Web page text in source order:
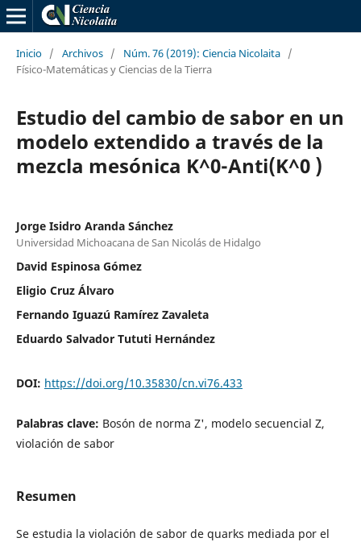
Inicio / Archivos / Núm. 76 (2019): Ciencia Nicolaita /
Físico-Matemáticas y Ciencias de la Tierra
Estudio del cambio de sabor en un
modelo extendido a través de la
mezcla mesónica K^0-Anti(K^0 )
Jorge Isidro Aranda Sánchez
Universidad Michoacana de San Nicolás de Hidalgo
David Espinosa Gómez
Eligio Cruz Álvaro
Fernando Iguazú Ramí­rez Zavaleta
Eduardo Salvador Tututi Hernández
DOI: https://doi.org/10.35830/cn.vi76.433
Palabras clave: Bosón de norma Z', modelo secuencial Z,
violación de sabor
Resumen
Se estudia la violación de sabor de quarks mediada por el